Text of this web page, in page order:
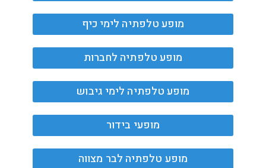
מופע טלפתיה לימי כיף
מופע טלפתיה לחברות
מופע טלפתיה לימי גיבוש
מופעי בידור
מופע טלפתיה לבר מצווה